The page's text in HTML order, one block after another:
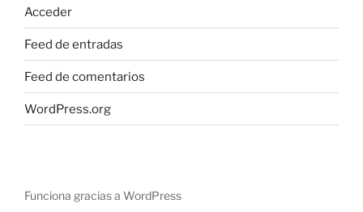
Acceder
Feed de entradas
Feed de comentarios
WordPress.org
Funciona gracias a WordPress